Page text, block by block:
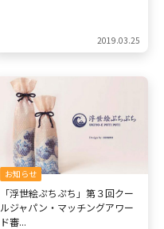
2019.03.25
お知らせ
「浮世絵ぷちぷち」第３回クー
ルジャパン・マッチングアワー
ド審...